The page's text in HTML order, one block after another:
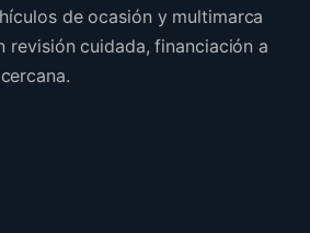
de ocasión y multimarca
revisión cuidada, financiación a